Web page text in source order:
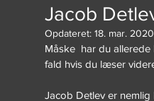
Jacob
Opdateret: 18. mar. 2020
Måske  har du
fald hvis du læser
Jacob Detlev er